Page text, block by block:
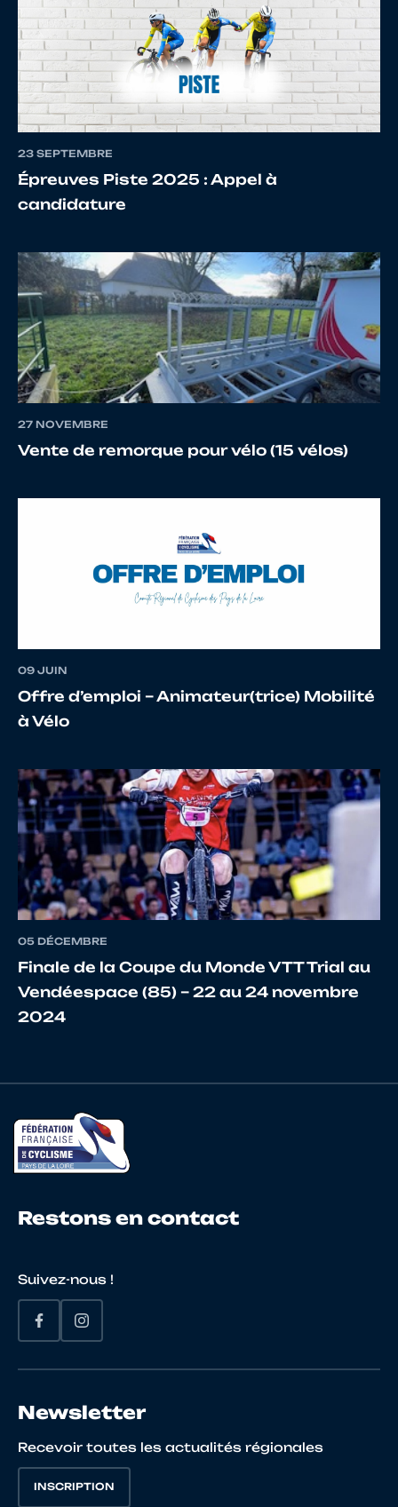
9 10080536151 NOUVEL YLIES
10 10085848923 BOURGEON MILAN
23 SEPTEMBRE
Épreuves Piste 2025 : Appel à
candidature
27 NOVEMBRE
Vente de remorque pour vélo (15 vélos)
09 JUIN
Offre d’emploi – Animateur(trice) Mobilité
à Vélo
05 DÉCEMBRE
Finale de la Coupe du Monde VTT Trial au
Vendéespace (85) – 22 au 24 novembre
2024
Restons en contact
Suivez-nous !
Newsletter
Recevoir toutes les actualités régionales
INSCRIPTION